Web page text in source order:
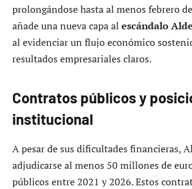
prolongándose hasta al menos febrero
añade una nueva capa al escándalo
al evidenciar un flujo económico
resultados empresariales claros.
Contratos públicos y
institucional
A pesar de sus dificultades financieras,
adjudicarse al menos 50 millones de
públicos entre 2021 y 2026. Estos